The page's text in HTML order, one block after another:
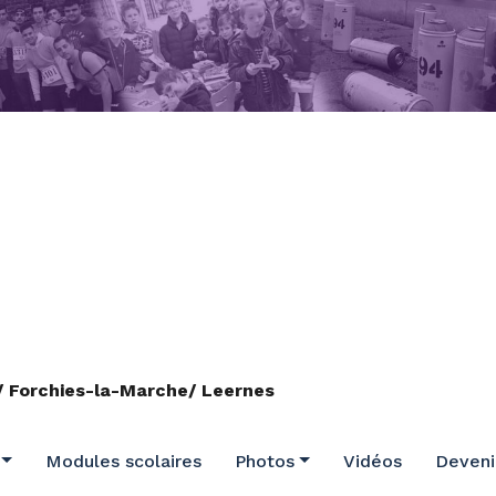
Forchies-la-Marche/ Leernes
Modules scolaires Photos Vidéos